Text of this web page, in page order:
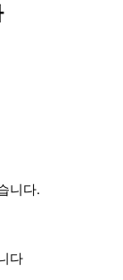
니다.
다